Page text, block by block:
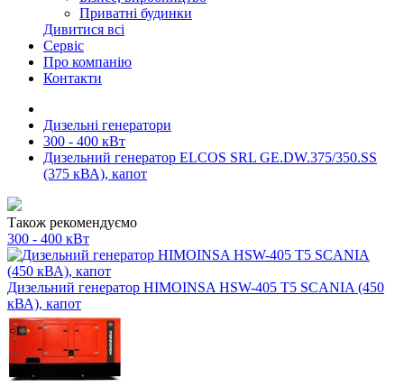
Приватні будинки
Дивитися всі
Сервіс
Про компанію
Контакти
Дизельні генератори
300 - 400 кВт
Дизельний генератор ELCOS SRL GE.DW.375/350.SS
(375 кВА), капот
Також рекомендуємо
300 - 400 кВт
Дизельний генератор HIMOINSA HSW-405 T5 SCANIA (450
кВА), капот